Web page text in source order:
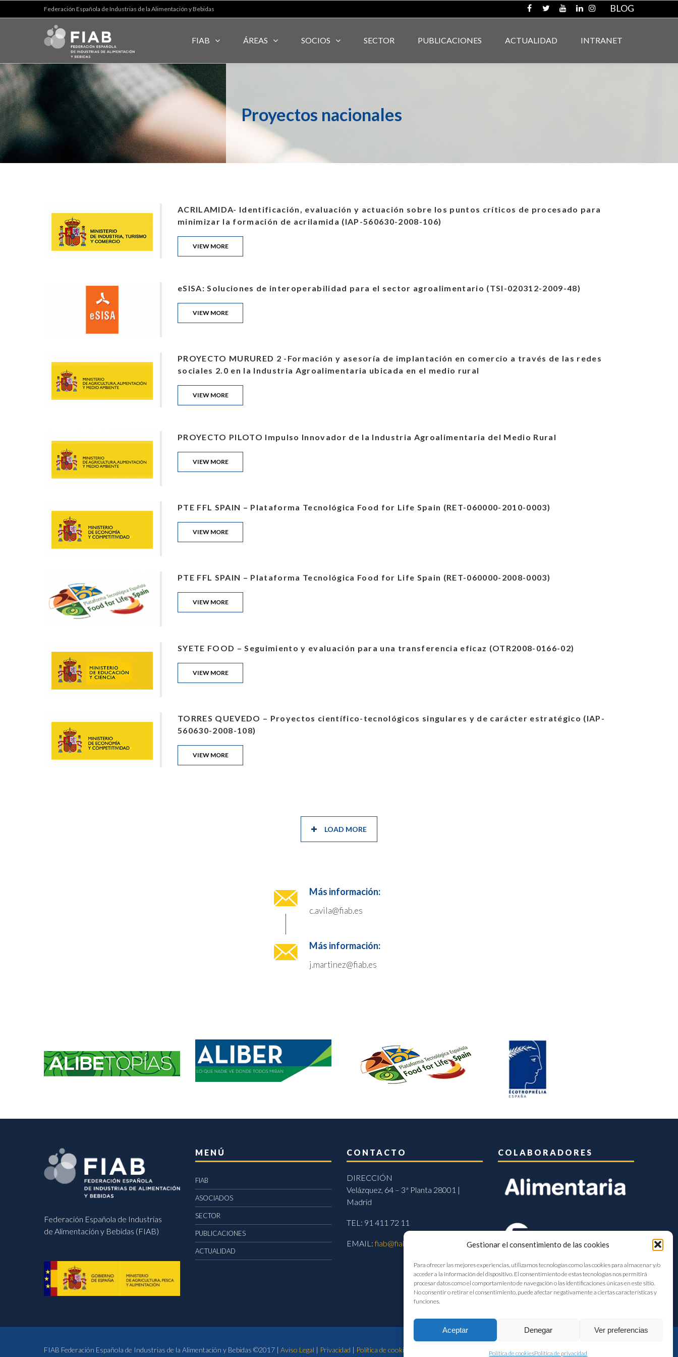
Gestionar el consentimiento de las cookies
Para ofrecer las mejores experiencias, utilizamos tecnologías como las cookies para almacenar y/o
acceder a la información del dispositivo. El consentimiento de estas tecnologías nos permitirá
procesar datos como el comportamiento de navegación o las identificaciones únicas en este sitio.
No consentir o retirar el consentimiento, puede afectar negativamente a ciertas características y
funciones.
Aceptar Denegar Ver preferencias
Política de cookiesPolítica de privacidad
Federación Española de Industrias de la Alimentación y Bebidas BLOG
FIAB ÁREAS SOCIOS SECTOR PUBLICACIONES ACTUALIDAD INTRANET
Proyectos nacionales
ACRILAMIDA- Identificación, evaluación y actuación sobre los puntos críticos de procesado para
minimizar la formación de acrilamida (IAP-560630-2008-106)
VIEW MORE
eSISA: Soluciones de interoperabilidad para el sector agroalimentario (TSI-020312-2009-48)
VIEW MORE
PROYECTO MURURED 2 -Formación y asesoría de implantación en comercio a través de las redes
sociales 2.0 en la Industria Agroalimentaria ubicada en el medio rural
VIEW MORE
PROYECTO PILOTO Impulso Innovador de la Industria Agroalimentaria del Medio Rural
VIEW MORE
PTE FFL SPAIN – Plataforma Tecnológica Food for Life Spain (RET-060000-2010-0003)
VIEW MORE
PTE FFL SPAIN – Plataforma Tecnológica Food for Life Spain (RET-060000-2008-0003)
VIEW MORE
SYETE FOOD – Seguimiento y evaluación para una transferencia eficaz (OTR2008-0166-02)
VIEW MORE
TORRES QUEVEDO – Proyectos científico-tecnológicos singulares y de carácter estratégico (IAP-
560630-2008-108)
VIEW MORE
LOAD MORE
Más información:
c.avila@fiab.es
Más información:
j.martinez@fiab.es
Federación Española de Industrias
de Alimentación y Bebidas (FIAB)
MENÚ
FIAB
ASOCIADOS
SECTOR
PUBLICACIONES
ACTUALIDAD
CONTACTO
DIRECCIÓN
Velázquez, 64 – 3ª Planta 28001 |
Madrid
TEL: 91 411 72 11
EMAIL:fiab@fiab.es
COLABORADORES
FIAB Federación Española de Industrias de la Alimentación y Bebidas ©2017 | Aviso Legal | Privacidad | Política de cookies